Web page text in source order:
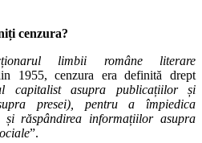
cenzura?
limbii române literare
1955, cenzura era definită drept
capitalist asupra publicațiilor și
presei), pentru a împiedica
răspândirea informațiilor asupra
”.